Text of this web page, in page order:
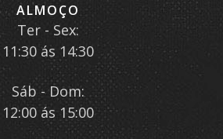
ALMOÇO
Ter - Sex:
11:30 ás 14:30
Sáb - Dom:
12:00 ás 15:00